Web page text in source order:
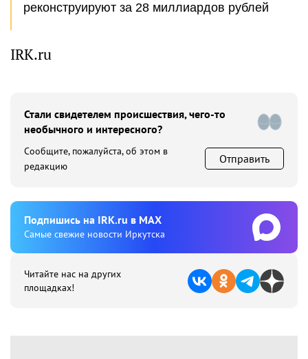
реконструируют за 28 миллиардов рублей
IRK.ru
Стали свидетелем происшествия, чего-то
необычного и интересного?
Сообщите, пожалуйста, об этом в
редакцию
Отправить
Подпишиcь на IRK.ru в MAX
Cамые свежие новости Иркутска
Читайте нас на других
площадках!